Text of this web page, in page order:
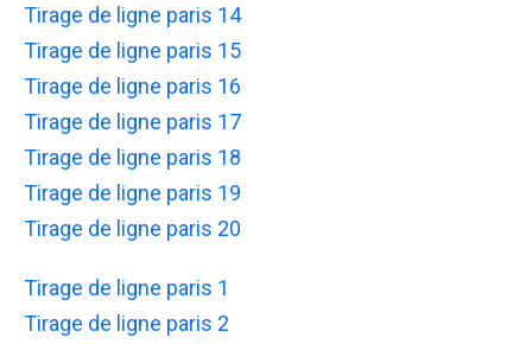
Tirage de ligne paris 14
Tirage de ligne paris 15
Tirage de ligne paris 16
Tirage de ligne paris 17
Tirage de ligne paris 18
Tirage de ligne paris 19
Tirage de ligne paris 20
Tirage de ligne paris 1
Tirage de ligne paris 2